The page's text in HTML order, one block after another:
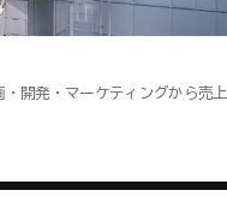
開発・マーケティングから売上